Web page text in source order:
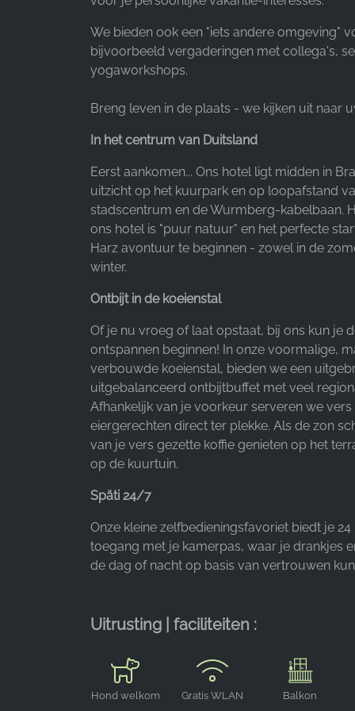
We bieden ook een "iets andere omgeving"
bijvoorbeeld vergaderingen met collega's,
yogaworkshops.
Breng leven in de plaats - we kijken uit naar
In het centrum van Duitsland
Eerst aankomen... Ons hotel ligt midden in
uitzicht op het kuurpark en op loopafstand
stadscentrum en de Wurmberg-kabelbaan.
ons hotel is "puur natuur" en het perfecte
Harz avontuur te beginnen - zowel in de
winter.
Ontbijt in de koeienstal
Of je nu vroeg of laat opstaat, bij ons kun je
ontspannen beginnen! In onze voormalige,
verbouwde koeienstal, bieden we een
uitgebalanceerd ontbijtbuffet met veel
Afhankelijk van je voorkeur serveren we
eiergerechten direct ter plekke. Als de zon
van je vers gezette koffie genieten op het
op de kuurtuin.
Späti 24/7
Onze kleine zelfbedieningsfavoriet biedt je
toegang met je kamerpas, waar je drankjes
de dag of nacht op basis van vertrouwen
Uitrusting | faciliteiten :
Hond welkom Gratis WLAN Balkon
Facebook Ireland Ltd.
Purpose:
Advertentiemeting en marketing
Cookie
3 maanden - 1 jaar
STATISTIEKEN
Cookies voor statistieken verzamelen anoniem
informatie. Deze informatie helpt ons te begrijpen
hoe onze bezoekers onze website gebruiken.
Google Analytics
_ga, _gid, _gac_gb_
Provider:
Google LLC
Purpose:
Verzamelen van statistieken over
websitegebruik
Cookie
24 uur - 2 jaar